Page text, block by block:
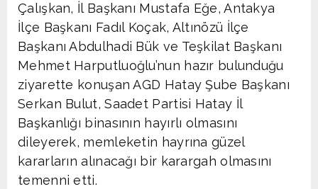
Çalışkan, İl Başkanı Mustafa Eğe, Antakya
İlçe Başkanı Fadıl Koçak, Altınözü İlçe
Başkanı Abdulhadi Bük ve Teşkilat Başkanı
Mehmet Harputluoğlu’nun hazır bulunduğu
ziyarette konuşan AGD Hatay Şube Başkanı
Serkan Bulut, Saadet Partisi Hatay İl
Başkanlığı binasının hayırlı olmasını
dileyerek, memleketin hayrına güzel
kararların alınacağı bir karargah olmasını
temenni etti.